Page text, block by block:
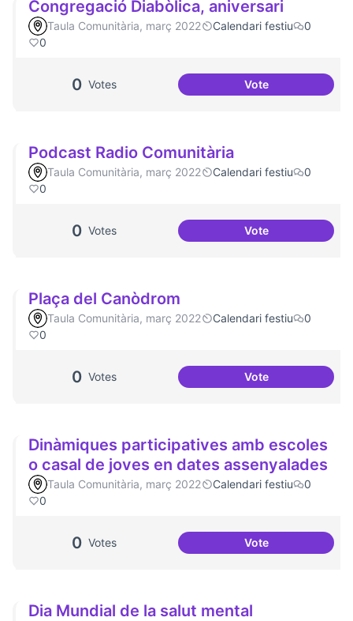
Congregació Diabòlica, aniversari
Taula Comunitària, març 2022 Calendari festiu
0
0
0 Votes VoteCongregació
Podcast Radio Comunitària
Taula Comunitària, març 2022 Calendari festiu
0
0
0 Votes VotePodcast Radio
Plaça del Canòdrom
Taula Comunitària, març 2022 Calendari festiu
0
0
0 Votes VotePlaça del
Dinàmiques participatives amb escoles
o casal de joves en dates assenyalades
Taula Comunitària, març 2022 Calendari festiu
0
0
0 Votes VoteDinàmiques
Dia Mundial de la salut mental